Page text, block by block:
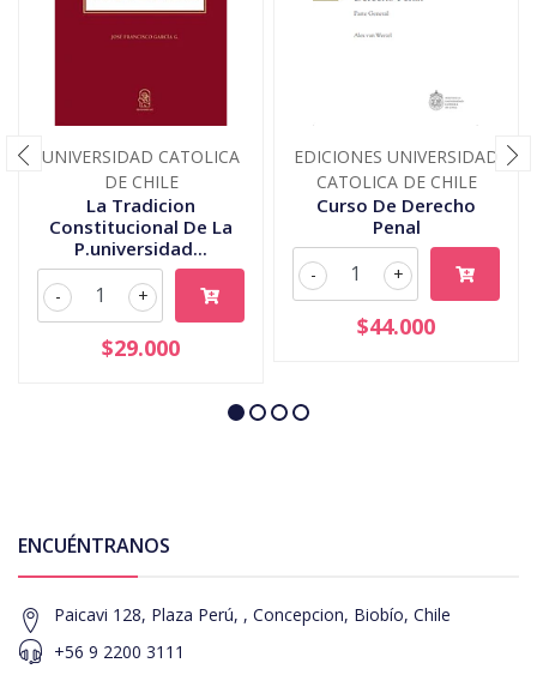
UNIVERSIDAD CATOLICA
DE CHILE
La Tradicion
Constitucional De La
P.universidad...
+
-
$29.000
EDICIONES UNIVERSIDAD
CATOLICA DE CHILE
Curso De Derecho
Penal
+
-
$44.000
ENCUÉNTRANOS
Paicavi 128, Plaza Perú, , Concepcion, Biobío, Chile
+56 9 2200 3111